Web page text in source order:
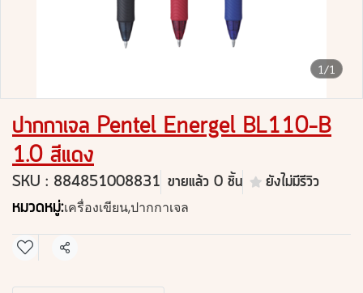
1/1
ปากกาเจล Pentel Energel BL110-B
1.0 สีแดง
SKU : 884851008831 ขายแล้ว 0 ชิ้น ยังไม่มีรีวิว
หมวดหมู่:เครื่องเขียน,ปากกาเจล
แชร์